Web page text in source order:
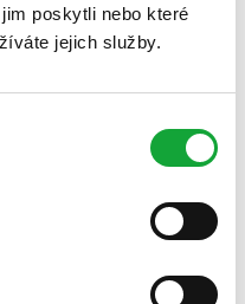
poskytli nebo které
jejich služby.